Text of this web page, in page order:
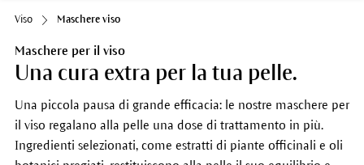
Viso Maschere viso
Maschere per il viso
Una cura extra per la tua pelle.
Una piccola pausa di grande efficacia: le nostre maschere per
il viso regalano alla pelle una dose di trattamento in più.
Ingredienti selezionati, come estratti di piante officinali e oli